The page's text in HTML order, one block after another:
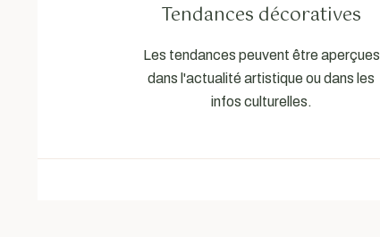
Tendances décoratives
Les tendances peuvent être aperçues
dans l'actualité artistique ou dans les
infos culturelles.